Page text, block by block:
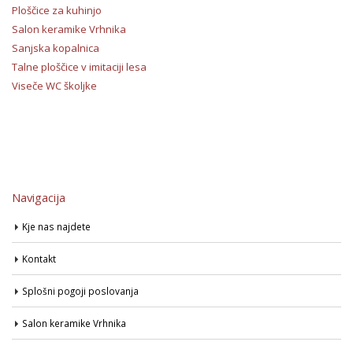
Ploščice za kuhinjo
Salon keramike Vrhnika
Sanjska kopalnica
Talne ploščice v imitaciji lesa
Viseče WC školjke
Navigacija
Kje nas najdete
Kontakt
Splošni pogoji poslovanja
Salon keramike Vrhnika